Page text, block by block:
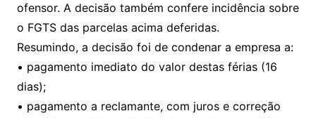
ofensor. A decisão também confere incidência sobre
o FGTS das parcelas acima deferidas.
Resumindo, a decisão foi de condenar a empresa a:
• pagamento imediato do valor destas férias (16
dias);
• pagamento a reclamante, com juros e correção